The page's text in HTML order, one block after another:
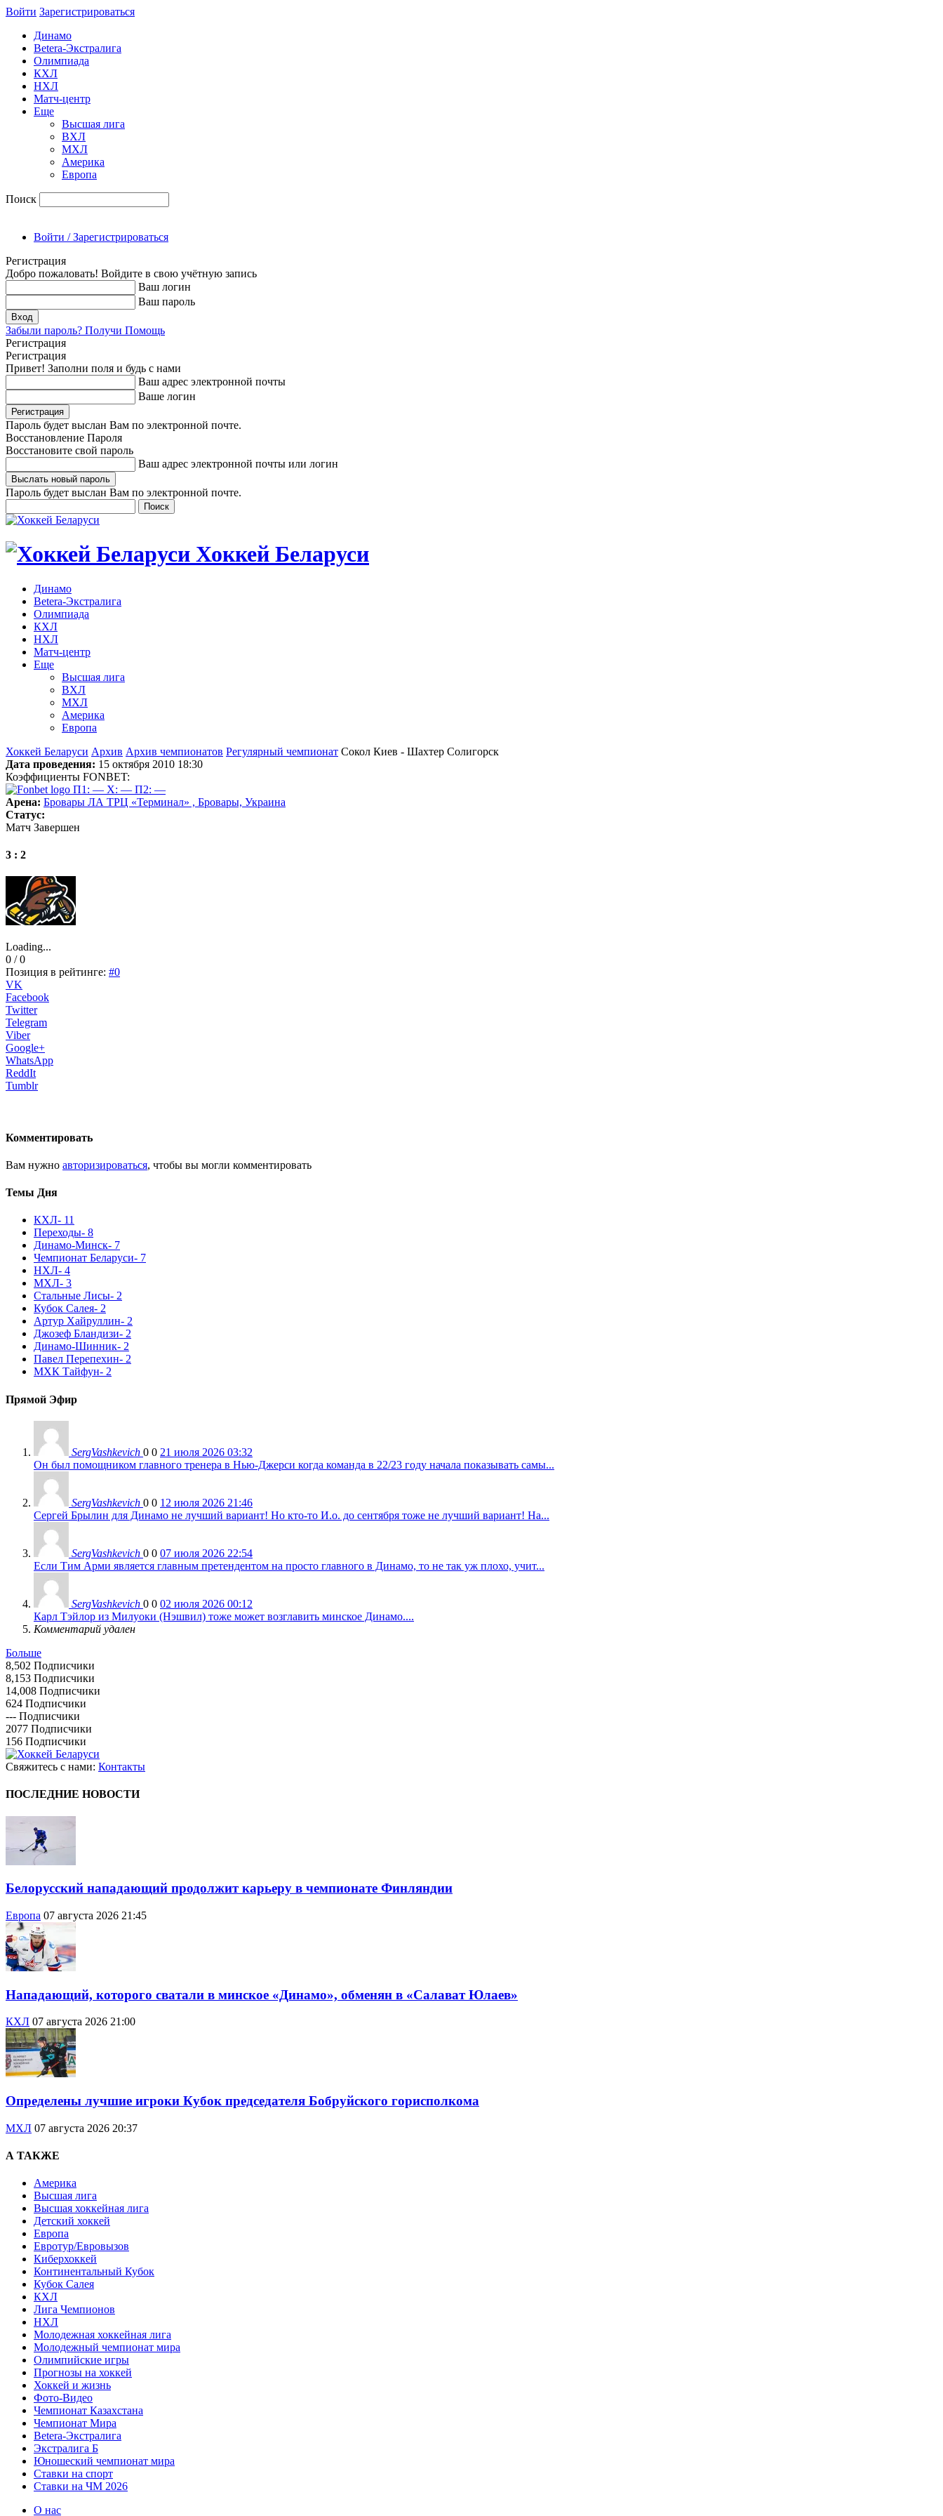
Войти Зарегиcтрироваться
Динамо
Betera-Экстралига
Олимпиада
КХЛ
НХЛ
Матч-центр
Еще
Высшая лига
ВХЛ
МХЛ
Америка
Европа
Поиск
Войти / Зарегистрироваться
Регистрация
Добро пожаловать! Войдите в свою учётную запись
Ваш логин
Ваш пароль
Забыли пароль? Получи Помощь
Регистрация
Регистрация
Привет! Заполни поля и будь с нами
Ваш адрес электронной почты
Ваше логин
Пароль будет выслан Вам по электронной почте.
Восстановление Пароля
Восстановите свой пароль
Ваш адрес электронной почты или логин
Пароль будет выслан Вам по электронной почте.
Хоккей Беларуси
Динамо
Betera-Экстралига
Олимпиада
КХЛ
НХЛ
Матч-центр
Еще
Высшая лига
ВХЛ
МХЛ
Америка
Европа
Хоккей Беларуси Архив Архив чемпионатов Регулярный чемпионат Сокол Киев - Шахтер Солигорск
Дата проведения: 15 октября 2010 18:30
Коэффициенты FONBET:
П1: — X: — П2: —
Арена: Бровары ЛА ТРЦ «Терминал» , Бровары, Украина
Статус:
Матч Завершен
3 : 2
Loading...
0 / 0
Позиция в рейтинге: #0
VK
Facebook
Twitter
Telegram
Viber
Google+
WhatsApp
ReddIt
Tumblr
Комментировать
Вам нужно авторизироваться, чтобы вы могли комментировать
Темы Дня
КХЛ- 11
Переходы- 8
Динамо-Минск- 7
Чемпионат Беларуси- 7
НХЛ- 4
МХЛ- 3
Стальные Лисы- 2
Кубок Салея- 2
Артур Хайруллин- 2
Джозеф Бландизи- 2
Динамо-Шинник- 2
Павел Перепехин- 2
МХК Тайфун- 2
Прямой Эфир
SergVashkevich 0 0 21 июля 2026 03:32
Он был помощником главного тренера в Нью-Джерси когда команда в 22/23 году начала показывать самы...
SergVashkevich 0 0 12 июля 2026 21:46
Сергей Брылин для Динамо не лучший вариант! Но кто-то И.о. до сентября тоже не лучший вариант! На...
SergVashkevich 0 0 07 июля 2026 22:54
Если Тим Арми является главным претендентом на просто главного в Динамо, то не так уж плохо, учит...
SergVashkevich 0 0 02 июля 2026 00:12
Карл Тэйлор из Милуоки (Нэшвил) тоже может возглавить минское Динамо....
Комментарий удален
Больше
8,502 Подписчики
8,153 Подписчики
14,008 Подписчики
624 Подписчики
--- Подписчики
2077 Подписчики
156 Подписчики
Свяжитесь с нами: Контакты
ПОСЛЕДНИЕ НОВОСТИ
Белорусский нападающий продолжит карьеру в чемпионате Финляндии
Европа 07 августа 2026 21:45
Нападающий, которого сватали в минское «Динамо», обменян в «Салават Юлаев»
КХЛ 07 августа 2026 21:00
Определены лучшие игроки Кубок председателя Бобруйского горисполкома
МХЛ 07 августа 2026 20:37
А ТАКЖЕ
Америка
Высшая лига
Высшая хоккейная лига
Детский хоккей
Европа
Евротур/Евровызов
Киберхоккей
Континентальный Кубок
Кубок Салея
КХЛ
Лига Чемпионов
НХЛ
Молодежная хоккейная лига
Молодежный чемпионат мира
Олимпийские игры
Прогнозы на хоккей
Хоккей и жизнь
Фото-Видео
Чемпионат Казахстана
Чемпионат Мира
Betera-Экстралига
Экстралига Б
Юношеский чемпионат мира
Ставки на спорт
Ставки на ЧМ 2026
О нас